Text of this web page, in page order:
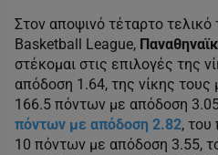
Στον αποψινό τέταρτο
Basketball League,
στέκομαι στις επιλογές της
απόδοση 1.64, της νίκης
166.5 πόντων με απόδοση
πόντων με απόδοση 2.82, του
10 πόντων με απόδοση 3.55,